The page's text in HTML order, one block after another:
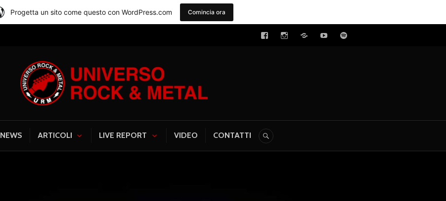
Universo Rock & Metal
NEWS ARTICOLI LIVE REPORT VIDEO CONTATTI
Progetta un sito come questo con WordPress.com Comincia ora